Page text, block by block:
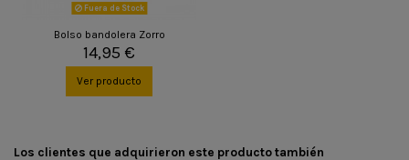
Fuera de Stock
Bolso bandolera Zorro
14,95 €
Ver producto
Los clientes que adquirieron este producto también